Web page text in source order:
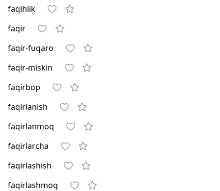
faqihlik
faqir
faqir-fuqaro
faqir-miskin
faqirbop
faqirlanish
faqirlanmoq
faqirlarcha
faqirlashish
faqirlashmoq